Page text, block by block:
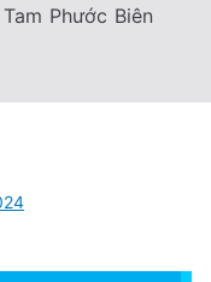
ệt
Việt
Phước Biên